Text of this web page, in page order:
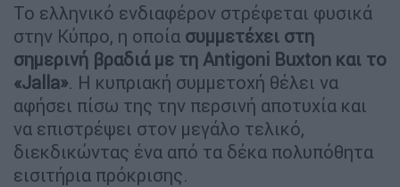
Το ελληνικό ενδιαφέρον στρέφεται φυσικά
στην Κύπρο, η οποία συμμετέχει στη
σημερινή βραδιά με τη Antigoni Buxton και το
«Jalla». Η κυπριακή συμμετοχή θέλει να
αφήσει πίσω της την περσινή αποτυχία και
να επιστρέψει στον μεγάλο τελικό,
διεκδικώντας ένα από τα δέκα πολυπόθητα
εισιτήρια πρόκρισης.